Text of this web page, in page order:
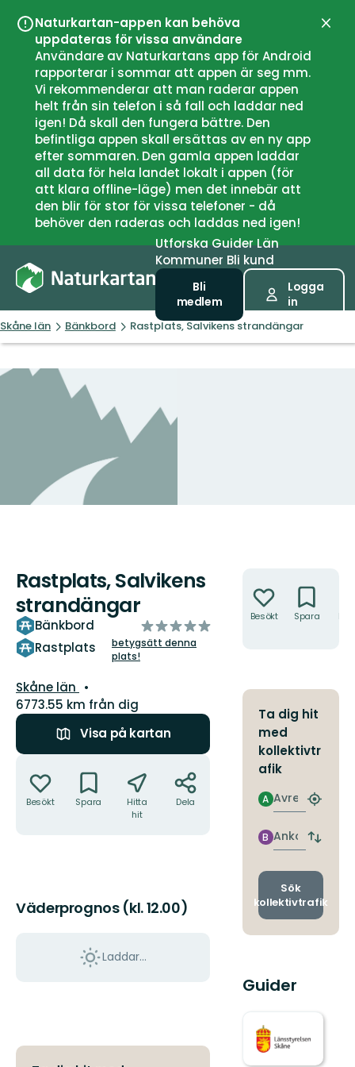
Naturkartan-appen kan behöva
uppdateras för vissa användare
Användare av Naturkartans app för Android
rapporterar i sommar att appen är seg mm.
Vi rekommenderar att man raderar appen
helt från sin telefon i så fall och laddar ned
igen! Då skall den fungera bättre. Den
befintliga appen skall ersättas av en ny app
efter sommaren. Den gamla appen laddar
all data för hela landet lokalt i appen (för
att klara offline-läge) men det innebär att
den blir för stor för vissa telefoner - då
behöver den raderas och laddas ned igen!
UtforskaGuiderLän
Kommuner Bli kund
Bli
medlem
Logga
in
Skåne län Bänkbord Rastplats, Salvikens strandängar
Rastplats, Salvikens
strandängar
Bänkbord
Rastplats
av
5
stjärnor
betygsätt denna
plats!
Län:
Skåne län
6773.55 km från dig
Visa på kartan
Besökt Spara
Hitta
hit
Dela
Väderprognos (kl. 12.00)
Laddar...
Besökt Spara
Ta dig hit
med
kollektivtr
afik
Avresa
A
Hitta
Ankomst
B
Byt
och
Sök
kollektivtrafik
Guider